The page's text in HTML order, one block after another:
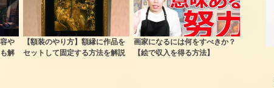
や
解
【額装のやり方】額縁に作品を
セットして固定する方法を解説
画家になるには何をすべきか？
【絵で収入を得る方法】